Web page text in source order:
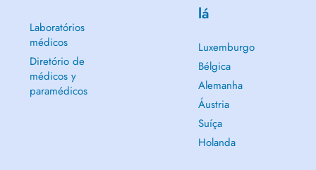
Laboratórios
médicos
Diretório de
médicos y
paramédicos
lá
Luxemburgo
Bélgica
Alemanha
Áustria
Suíça
Holanda